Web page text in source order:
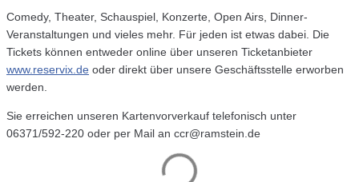
Comedy, Theater, Schauspiel, Konzerte, Open Airs, Dinner-
Veranstaltungen und vieles mehr. Für jeden ist etwas dabei. Die
Tickets können entweder online über unseren Ticketanbieter
www.reservix.de oder direkt über unsere Geschäftsstelle erworben
werden.
Sie erreichen unseren Kartenvorverkauf telefonisch unter
06371/592-220 oder per Mail an ccr@ramstein.de